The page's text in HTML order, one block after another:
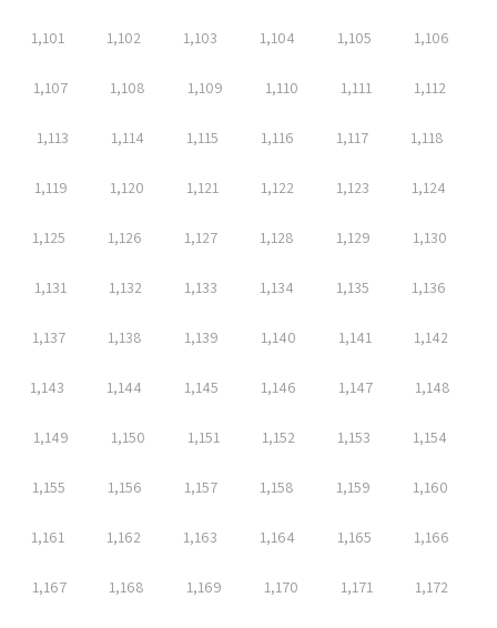
1,101 1,102 1,103 1,104 1,105 1,106
1,107 1,108 1,109 1,110 1,111 1,112
1,113 1,114 1,115 1,116 1,117 1,118
1,119 1,120 1,121 1,122 1,123 1,124
1,125 1,126 1,127 1,128 1,129 1,130
1,131 1,132 1,133 1,134 1,135 1,136
1,137 1,138 1,139 1,140 1,141 1,142
1,143 1,144 1,145 1,146 1,147 1,148
1,149 1,150 1,151 1,152 1,153 1,154
1,155 1,156 1,157 1,158 1,159 1,160
1,161 1,162 1,163 1,164 1,165 1,166
1,167 1,168 1,169 1,170 1,171 1,172